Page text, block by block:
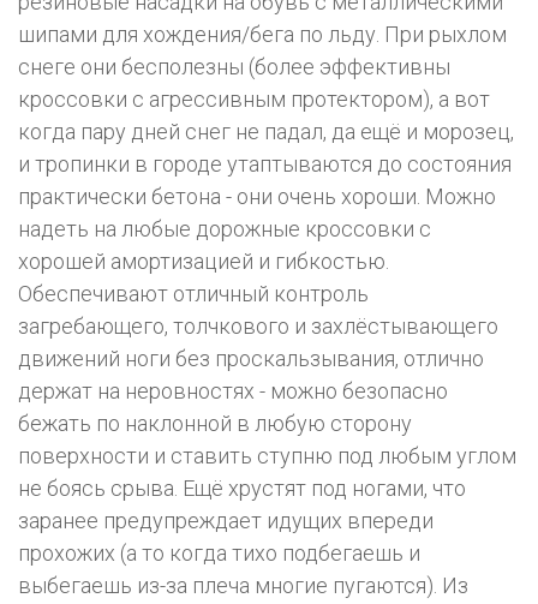
шипами для хождения/бега по льду. При рыхлом
снеге они бесполезны (более эффективны
кроссовки с агрессивным протектором), а вот
когда пару дней снег не падал, да ещё и морозец,
и тропинки в городе утаптываются до состояния
практически бетона - они очень хороши. Можно
надеть на любые дорожные кроссовки с
хорошей амортизацией и гибкостью.
Обеспечивают отличный контроль
загребающего, толчкового и захлёстывающего
движений ноги без проскальзывания, отлично
держат на неровностях - можно безопасно
бежать по наклонной в любую сторону
поверхности и ставить ступню под любым углом
не боясь срыва. Ещё хрустят под ногами, что
заранее предупреждает идущих впереди
прохожих (а то когда тихо подбегаешь и
выбегаешь из-за плеча многие пугаются). Из